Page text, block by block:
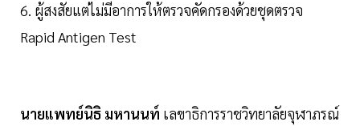
6. ผู้สงสัยแต่ไม่มีอาการให้ตรวจคัดกรองด้วยชุดตรวจ
Rapid Antigen Test
นายแพทย์นิธิ มหานนท์ เลขาธิการราชวิทยาลัยจุฬาภรณ์